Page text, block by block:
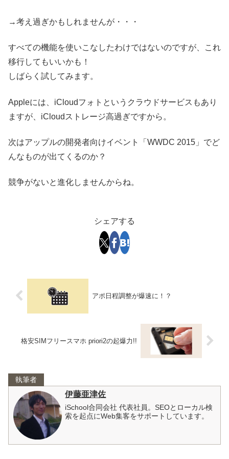
→考え過ぎかもしれませんが・・・
すべての機能を使いこなしたわけではないのですが、これ
移行してもいいかも！
しばらく試してみます。
Appleには、iCloudフォトというクラウドサービスもあり
ますが、iCloudストレージ高過ぎですから。
次はアップルの開発者向けイベント「WWDC 2015」でど
んなものが出てくるのか？
競争がないと進化しませんからね。
シェアする
アポ日程調整が爆速に！？
格安SIMフリースマホ priori2の起爆力!!
執筆者
伊藤亜津佐
iSchool合同会社 代表社員。SEOとローカル検
索を起点にWeb集客をサポートしています。